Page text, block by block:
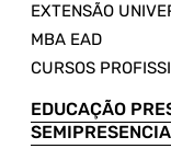
EXTENSÃO
MBA EAD
CURSOS
EDUCAÇÃO